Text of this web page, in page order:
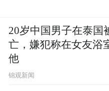
20岁中国男子在泰国
亡，嫌犯称在女友浴
他
锦观新闻